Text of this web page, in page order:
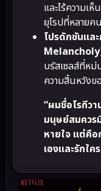
และไร้ความเ
ยุโรปที่หลายค
โปรดักชันแล
บรัสเซลส์ที่หม่
ความสิ้นหวังข
“ผมชื่อโรกีว
มนุษย์สมควร
หายใจ แต่คือ
เองและรักใค